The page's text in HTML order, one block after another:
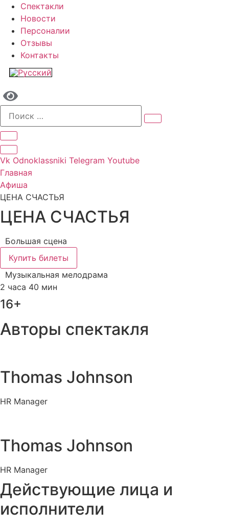
Спектакли
Новости
Персоналии
Отзывы
Контакты
Vk Odnoklassniki Telegram Youtube
Главная
Афиша
ЦЕНА СЧАСТЬЯ
ЦЕНА СЧАСТЬЯ
Большая сцена
Купить билеты
Музыкальная мелодрама
2 часа 40 мин
16+
Авторы спектакля
Thomas Johnson
HR Manager
Thomas Johnson
HR Manager
Действующие лица и
исполнители